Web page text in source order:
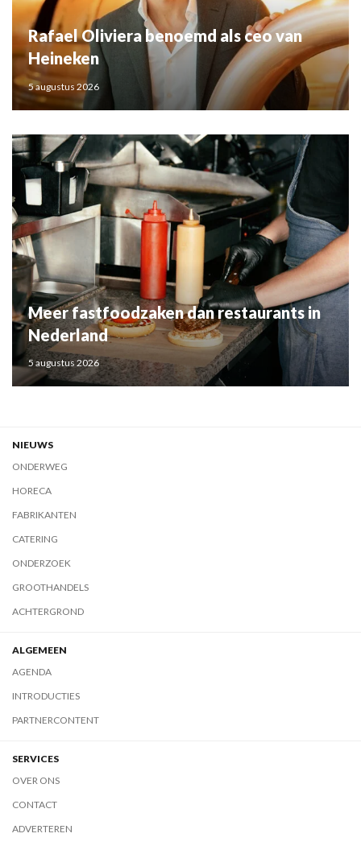
Rafael Oliviera benoemd als ceo van
Heineken
5 augustus 2026
Meer fastfoodzaken dan restaurants in
Nederland
5 augustus 2026
NIEUWS
ONDERWEG
HORECA
FABRIKANTEN
CATERING
ONDERZOEK
GROOTHANDELS
ACHTERGROND
ALGEMEEN
AGENDA
INTRODUCTIES
PARTNERCONTENT
SERVICES
OVER ONS
CONTACT
ADVERTEREN